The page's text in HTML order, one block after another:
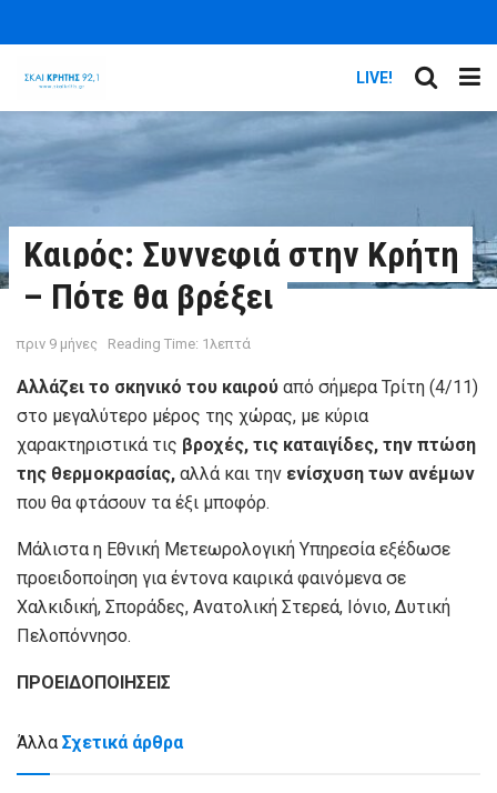
LIVE!
Καιρός: Συννεφιά στην Κρήτη
– Πότε θα βρέξει
πριν 9 μήνες Reading Time: 1λεπτά
Αλλάζει το σκηνικό του καιρού από σήμερα Τρίτη (4/11)
στο μεγαλύτερο μέρος της χώρας, με κύρια
χαρακτηριστικά τις βροχές, τις καταιγίδες, την πτώση
της θερμοκρασίας, αλλά και την ενίσχυση των ανέμων
που θα φτάσουν τα έξι μποφόρ.
Μάλιστα η Εθνική Μετεωρολογική Υπηρεσία εξέδωσε
προειδοποίηση για έντονα καιρικά φαινόμενα σε
Χαλκιδική, Σποράδες, Ανατολική Στερεά, Ιόνιο, Δυτική
Πελοπόννησο.
ΠΡΟΕΙΔΟΠΟΙΗΣΕΙΣ
Άλλα Σχετικά άρθρα